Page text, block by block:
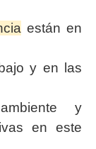
están en
y en las
y
en este